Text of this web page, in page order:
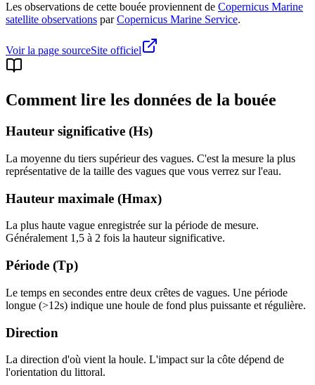
Les observations de cette bouée proviennent de Copernicus Marine
satellite observations par Copernicus Marine Service.
Voir la page sourceSite officiel
Comment lire les données de la bouée
Hauteur significative (Hs)
La moyenne du tiers supérieur des vagues. C'est la mesure la plus
représentative de la taille des vagues que vous verrez sur l'eau.
Hauteur maximale (Hmax)
La plus haute vague enregistrée sur la période de mesure.
Généralement 1,5 à 2 fois la hauteur significative.
Période (Tp)
Le temps en secondes entre deux crêtes de vagues. Une période
longue (>12s) indique une houle de fond plus puissante et régulière.
Direction
La direction d'où vient la houle. L'impact sur la côte dépend de
l'orientation du littoral.